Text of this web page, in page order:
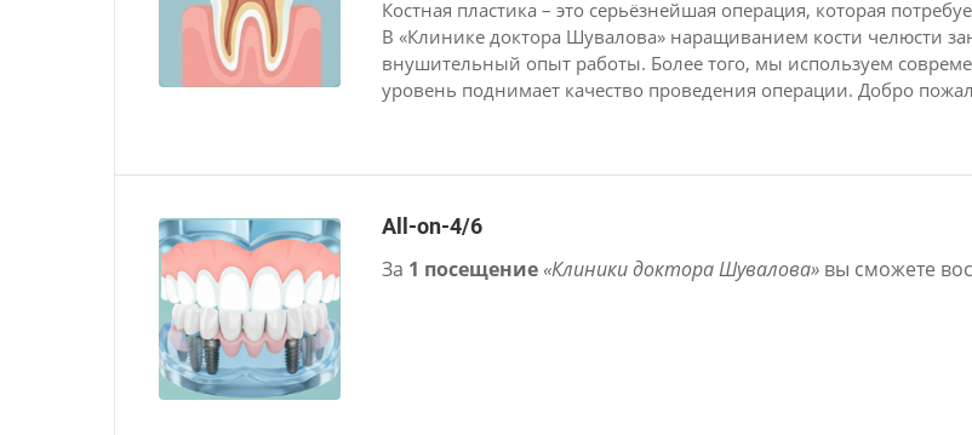
Костная пластика – это серьёзнейшая операция, которая
В «Клинике доктора Шувалова» наращиванием кости челюсти
внушительный опыт работы. Более того, мы используем
уровень поднимает качество проведения операции. Добро
All-on-4/6
За 1 посещение «Клиники доктора Шувалова» вы сможете